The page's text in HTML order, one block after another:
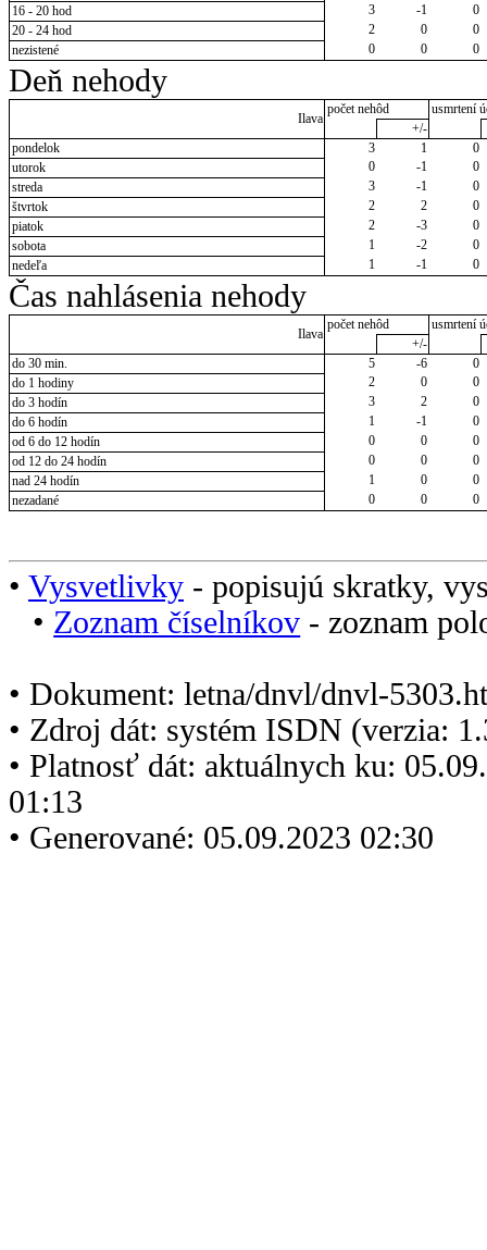
16 - 20 hod
3 -1
0
20 - 24 hod
2 0
0
nezistené
0 0 0
Deň nehody
Ilava
počet nehôd
usmrtení
+/-
pondelok
3 1
0
utorok
0 -1
0
streda
3 -1
0
štvrtok
2 2
0
piatok
2 -3
0
sobota
1 -2
0
nedeľa
1 -1 0
Čas nahlásenia nehody
Ilava
počet nehôd
usmrtení
+/-
do 30 min.
5 -6
0
do 1 hodiny
2 0
0
do 3 hodín
3 2
0
do 6 hodín
1 -1
0
od 6 do 12 hodín
0 0
0
od 12 do 24 hodín
0 0
0
nad 24 hodín
1 0
0
nezadané
0 0 0
• Vysvetlivky - popisujú skratky,
• Zoznam číselníkov - zoznam
• Dokument: letna/dnvl/dnvl-
• Zdroj dát: systém ISDN (verzia:
• Platnosť dát: aktuálnych ku:
01:13
• Generované: 05.09.2023 02:30